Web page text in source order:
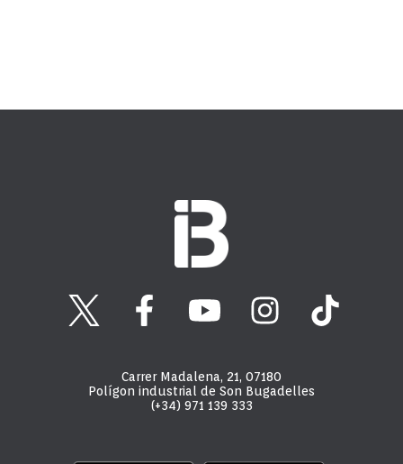
Carrer Madalena, 21, 07180
Polígon industrial de Son Bugadelles
(+34) 971 139 333